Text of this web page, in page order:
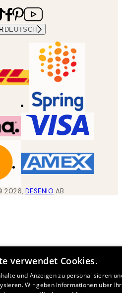
DEUTSCH
2026, DESENIO AB
verwendet Cookies.
und Anzeigen zu personalisieren
Wir geben Informationen über